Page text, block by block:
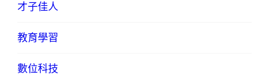
才子佳人
教育學習
數位科技